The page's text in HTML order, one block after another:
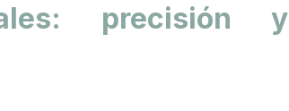
precisión y